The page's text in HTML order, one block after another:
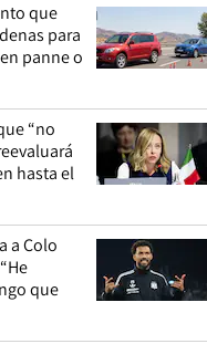
que
para
panne o
“no
hasta el
a Colo
que